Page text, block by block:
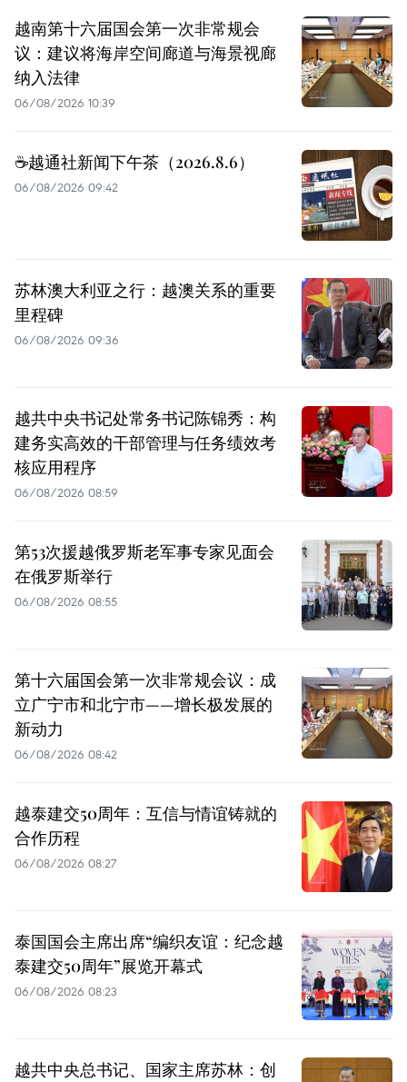
越南第十六届国会第一次非常规会
议：建议将海岸空间廊道与海景视廊
纳入法律
06/08/2026 10:39
☕️越通社新闻下午茶（2026.8.6）
06/08/2026 09:42
苏林澳大利亚之行：越澳关系的重要
里程碑
06/08/2026 09:36
越共中央书记处常务书记陈锦秀：构
建务实高效的干部管理与任务绩效考
核应用程序
06/08/2026 08:59
第53次援越俄罗斯老军事专家见面会
在俄罗斯举行
06/08/2026 08:55
第十六届国会第一次非常规会议：成
立广宁市和北宁市——增长极发展的
新动力
06/08/2026 08:42
越泰建交50周年：互信与情谊铸就的
合作历程
06/08/2026 08:27
泰国国会主席出席“编织友谊：纪念越
泰建交50周年”展览开幕式
06/08/2026 08:23
越共中央总书记、国家主席苏林：创